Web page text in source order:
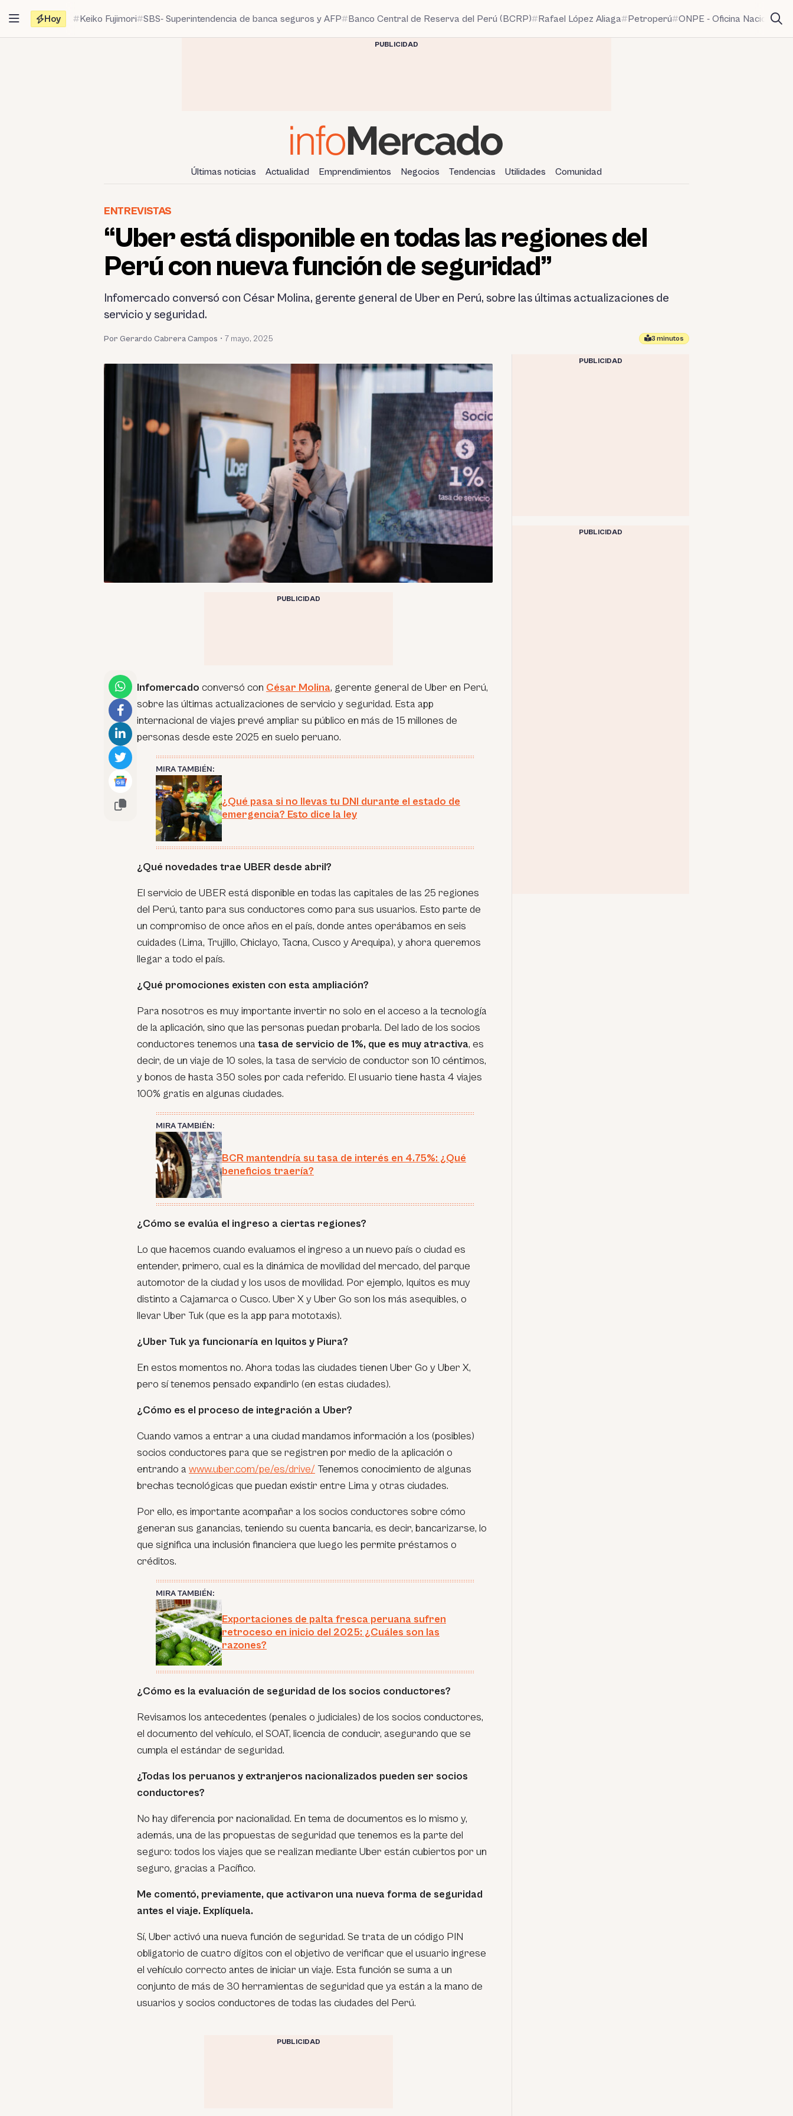
contenido
Hoy Keiko Fujimori SBS- Superintendencia de banca seguros y AFP Banco Central de Reserva del Perú (BCRP) Rafael López Aliaga Petroperú ONPE - Oficina Nacional
PUBLICIDAD
Últimas noticias Actualidad Emprendimientos Negocios Tendencias Utilidades Comunidad
ENTREVISTAS
“Uber está disponible en todas las regiones del
Perú con nueva función de seguridad”
Infomercado conversó con César Molina, gerente general de Uber en Perú, sobre las últimas actualizaciones de
servicio y seguridad.
Por Gerardo Cabrera Campos • 7 mayo, 2025 3 minutos
PUBLICIDAD
Infomercado conversó con César Molina, gerente general de Uber en Perú,
sobre las últimas actualizaciones de servicio y seguridad. Esta app
internacional de viajes prevé ampliar su público en más de 15 millones de
personas desde este 2025 en suelo peruano.
MIRA TAMBIÉN:
¿Qué pasa si no llevas tu DNI durante el estado de
emergencia? Esto dice la ley
¿Qué novedades trae UBER desde abril?
El servicio de UBER está disponible en todas las capitales de las 25 regiones
del Perú, tanto para sus conductores como para sus usuarios. Esto parte de
un compromiso de once años en el país, donde antes operábamos en seis
cuidades (Lima, Trujillo, Chiclayo, Tacna, Cusco y Arequipa), y ahora queremos
llegar a todo el país.
¿Qué promociones existen con esta ampliación?
Para nosotros es muy importante invertir no solo en el acceso a la tecnología
de la aplicación, sino que las personas puedan probarla. Del lado de los socios
conductores tenemos una tasa de servicio de 1%, que es muy atractiva, es
decir, de un viaje de 10 soles, la tasa de servicio de conductor son 10 céntimos,
y bonos de hasta 350 soles por cada referido. El usuario tiene hasta 4 viajes
100% gratis en algunas ciudades.
MIRA TAMBIÉN:
BCR mantendría su tasa de interés en 4.75%: ¿Qué
beneficios traería?
¿Cómo se evalúa el ingreso a ciertas regiones?
Lo que hacemos cuando evaluamos el ingreso a un nuevo país o ciudad es
entender, primero, cual es la dinámica de movilidad del mercado, del parque
automotor de la ciudad y los usos de movilidad. Por ejemplo, Iquitos es muy
distinto a Cajamarca o Cusco. Uber X y Uber Go son los más asequibles, o
llevar Uber Tuk (que es la app para mototaxis).
¿Uber Tuk ya funcionaría en Iquitos y Piura?
En estos momentos no. Ahora todas las ciudades tienen Uber Go y Uber X,
pero sí tenemos pensado expandirlo (en estas ciudades).
¿Cómo es el proceso de integración a Uber?
Cuando vamos a entrar a una ciudad mandamos información a los (posibles)
socios conductores para que se registren por medio de la aplicación o
entrando a www.uber.com/pe/es/drive/ Tenemos conocimiento de algunas
brechas tecnológicas que puedan existir entre Lima y otras ciudades.
Por ello, es importante acompañar a los socios conductores sobre cómo
generan sus ganancias, teniendo su cuenta bancaria, es decir, bancarizarse, lo
que significa una inclusión financiera que luego les permite préstamos o
créditos.
MIRA TAMBIÉN:
Exportaciones de palta fresca peruana sufren
retroceso en inicio del 2025: ¿Cuáles son las
razones?
¿Cómo es la evaluación de seguridad de los socios conductores?
Revisamos los antecedentes (penales o judiciales) de los socios conductores,
el documento del vehículo, el SOAT, licencia de conducir, asegurando que se
cumpla el estándar de seguridad.
¿Todas los peruanos y extranjeros nacionalizados pueden ser socios
conductores?
No hay diferencia por nacionalidad. En tema de documentos es lo mismo y,
además, una de las propuestas de seguridad que tenemos es la parte del
seguro: todos los viajes que se realizan mediante Uber están cubiertos por un
seguro, gracias a Pacífico.
Me comentó, previamente, que activaron una nueva forma de seguridad
antes el viaje. Explíquela.
Sí, Uber activó una nueva función de seguridad. Se trata de un código PIN
obligatorio de cuatro dígitos con el objetivo de verificar que el usuario ingrese
el vehículo correcto antes de iniciar un viaje. Esta función se suma a un
conjunto de más de 30 herramientas de seguridad que ya están a la mano de
usuarios y socios conductores de todas las ciudades del Perú.
PUBLICIDAD
PUBLICIDAD
PUBLICIDAD